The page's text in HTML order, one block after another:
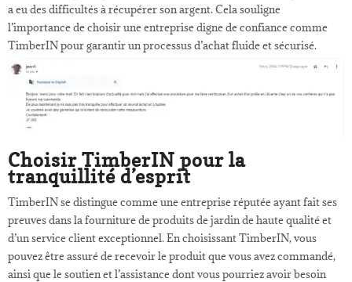
a eu des difficultés à récupérer son argent. Cela souligne
l’importance de choisir une entreprise digne de confiance comme
TimberIN pour garantir un processus d’achat fluide et sécurisé.
Choisir TimberIN pour la
tranquillité d’esprit
TimberIN se distingue comme une entreprise réputée ayant fait ses
preuves dans la fourniture de produits de jardin de haute qualité et
d’un service client exceptionnel. En choisissant TimberIN, vous
pouvez être assuré de recevoir le produit que vous avez commandé,
ainsi que le soutien et l’assistance dont vous pourriez avoir besoin